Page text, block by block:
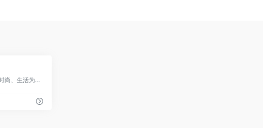
生活方式分享社区，以美妆、时尚、生活为主的种草平台